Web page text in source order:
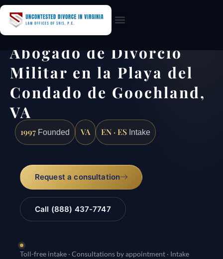
Abogado de Divorcio
Militar en la Playa del
Condado de Goochland,
VA
1997 Founded VA EN · ES Intake
Request a consultation
Call (888) 437-7747
Toll-free intake · Consultations by appointment · Intake